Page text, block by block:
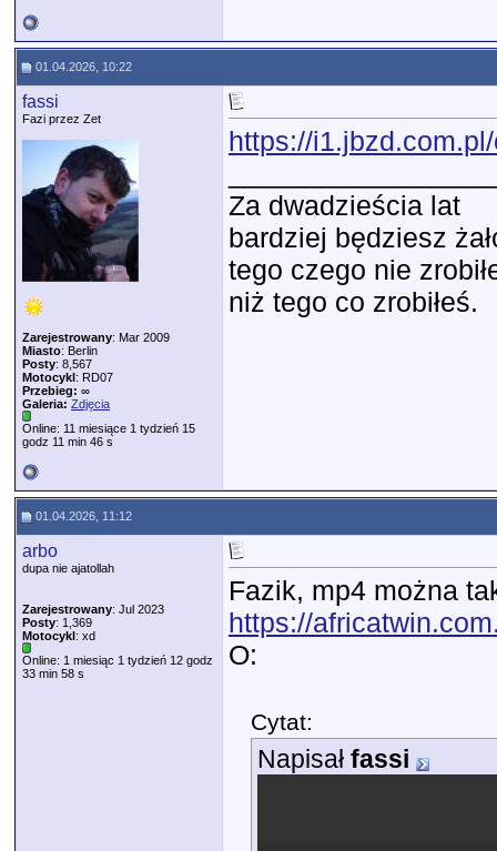
01.04.2026, 10:22
fassi
Fazi przez Zet
Zarejestrowany: Mar 2009
Miasto: Berlin
Posty: 8,567
Motocykl: RD07
Przebieg: ∞
Galeria: Zdjęcia
Online: 11 miesiące 1 tydzień 15
godz 11 min 46 s
https://
Za dwadzieścia lat
bardziej będziesz
tego czego nie
niż tego co zrobiłeś.
01.04.2026, 11:12
arbo
dupa nie ajatollah
Zarejestrowany: Jul 2023
Posty: 1,369
Motocykl: xd
Online: 1 miesiąc 1 tydzień 12 godz
33 min 58 s
Fazik, mp4 można
https://
O:
Cytat:
Napisał fassi